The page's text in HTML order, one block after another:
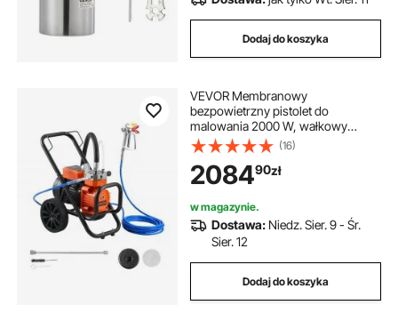
Dodaj do koszyka
VEVOR Membranowy
bezpowietrzny pistolet do
malowania 2000 W, wałkowy
pistolet do malowania z wysokim
ciśnieniem 22,75 MPa, 10-metrowy
wąż wysokociśnieniowy, igła
czyszcząca i szczotka, do
samodzielnego malowania
natryskowego wewnątrz i na
zewnątrz
(16)
208490zł
w magazynie.
Dostawa: Niedz. Sier. 9 - Śr.
Sier. 12
Dodaj do koszyka